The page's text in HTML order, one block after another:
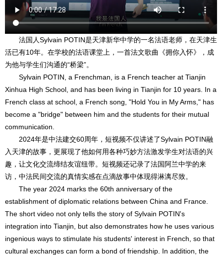
法国人Sylvain POTIN是天津新华中学的一名法语老师，在天津生
活已有10年。在学校的法语课堂上，一首法文歌曲《拥你入怀》，成
为他与学生们沟通的“桥梁”。
Sylvain POTIN, a Frenchman, is a French teacher at Tianjin
Xinhua High School, and has been living in Tianjin for 10 years. In a
French class at school, a French song, "Hold You in My Arms," has
become a "bridge" between him and the students for their mutual
communication.
2024年是中法建交60周年，短视频不仅讲述了Sylvain POTIN融
入天津的故事，更展现了他如何用各种巧妙方法激发学生对法语的兴
趣，让文化交流缔结友谊纽带。短视频还记录了法国阿兰中学的来
访，中法民间交流的真情实感在点滴故事中体现得淋漓尽致。
The year 2024 marks the 60th anniversary of the
establishment of diplomatic relations between China and France.
The short video not only tells the story of Sylvain POTIN's
integration into Tianjin, but also demonstrates how he uses various
ingenious ways to stimulate his students' interest in French, so that
cultural exchanges can form a bond of friendship. In addition, the